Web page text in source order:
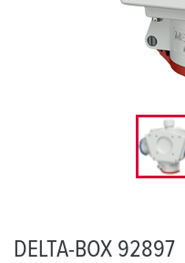
DELTA-BOX 92897